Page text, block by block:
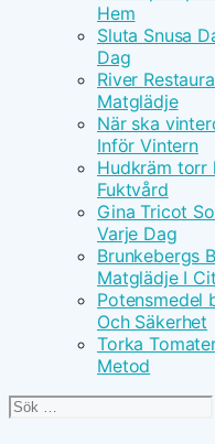
Hem
Sluta Snusa
Dag
River
Matglädje
När ska
Inför Vintern
Hudkräm torr
Fuktvård
Gina Tricot
Varje Dag
Brunkebergs
Matglädje I
Potensmedel
Och Säkerhet
Torka
Metod
Sök